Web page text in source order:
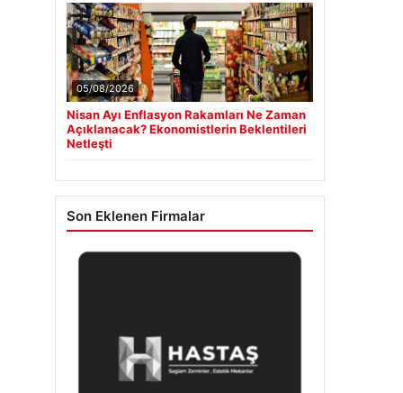
05/08/2026
Nisan Ayı Enflasyon Rakamları Ne Zaman
Açıklanacak? Ekonomistlerin Beklentileri
Netleşti
Son Eklenen Firmalar